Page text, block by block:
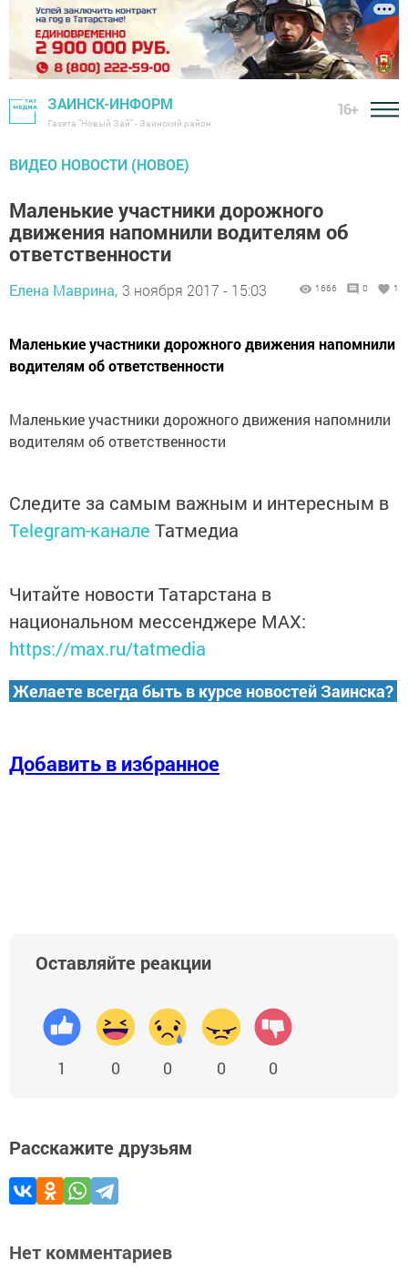
ЗАИНСК-ИНФОРМ
Газета "Новый Зай" - Заинский район
16+
ВИДЕО НОВОСТИ (НОВОЕ)
Маленькие участники дорожного
движения напомнили водителям об
ответственности
Елена Маврина, 3 ноября 2017 - 15:03 1666 0 1
Маленькие участники дорожного движения напомнили
водителям об ответственности
Маленькие участники дорожного движения напомнили
водителям об ответственности
Следите за самым важным и интересным в
Telegram-канале Татмедиа
Читайте новости Татарстана в
национальном мессенджере MАХ:
https://max.ru/tatmedia
Желаете всегда быть в курсе новостей Заинска?
Добавить в избранное
Оставляйте реакции
1 0 0 0 0
Расскажите друзьям
Нет комментариев